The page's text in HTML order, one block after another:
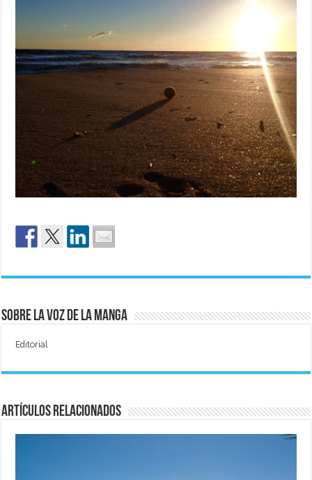
Sobre La Voz de La Manga
Editorial
Artículos relacionados